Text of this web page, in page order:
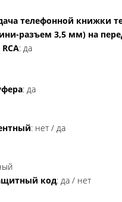
телефонной книжки
разъем 3,5 мм) на
: да
: да
: нет / да
код: да / нет